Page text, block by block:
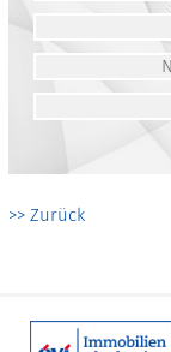
>> Zurück